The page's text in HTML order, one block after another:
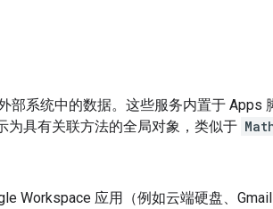
部系统中的数据。这些服务内置于 Apps
为具有关联方法的全局对象，类似于
Workspace 应用（例如云端硬盘、